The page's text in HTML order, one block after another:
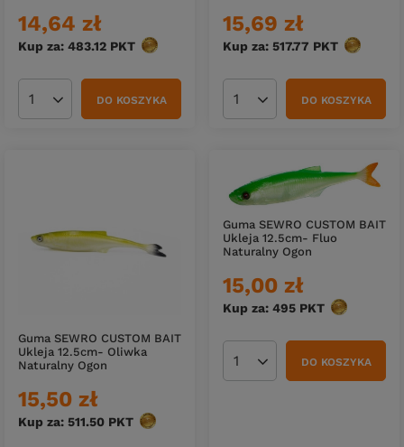
14,64 zł
Kup za: 483.12 PKT punktów
Ilość produktówDO KOSZYKA
15,69 zł
Kup za: 517.77 PKT punktów
Ilość produktówDO KOSZYKA
Guma SEWRO CUSTOM BAIT
Ukleja 12.5cm- Oliwka
Naturalny Ogon
15,50 zł
Kup za: 511.50 PKT punktów
Guma SEWRO CUSTOM BAIT
Ukleja 12.5cm- Fluo
Naturalny Ogon
15,00 zł
Kup za: 495 PKT punktów
Ilość produktówDO KOSZYKA